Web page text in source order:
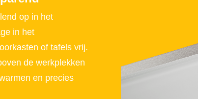
op in het
in het
of tafels vrij.
de werkplekken
en precies